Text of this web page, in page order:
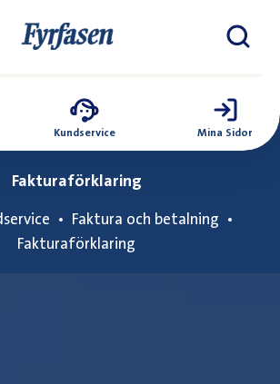
Kundservice Mina Sidor
Fakturaförklaring
Faktura och betalning
Fakturaförklaring